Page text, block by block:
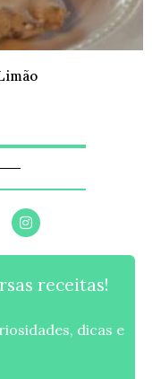
receitas!
dicas e